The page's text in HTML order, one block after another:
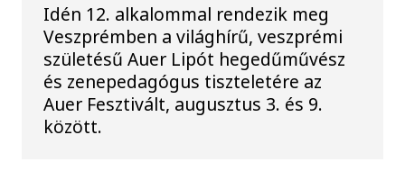
Idén 12. alkalommal rendezik meg
Veszprémben a világhírű, veszprémi
születésű Auer Lipót hegedűművész
és zenepedagógus tiszteletére az
Auer Fesztivált, augusztus 3. és 9.
között.